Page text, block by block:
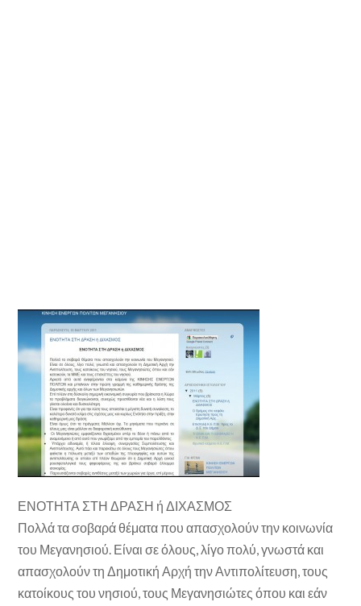
ΕΝΟΤΗΤΑ ΣΤΗ ΔΡΑΣΗ ή ΔΙΧΑΣΜΟΣ
Πολλά τα σοβαρά θέματα που απασχολούν την κοινωνία
του Μεγανησιού. Είναι σε όλους, λίγο πολύ, γνωστά και
απασχολούν τη Δημοτική Αρχή την Αντιπολίτευση, τους
κατοίκους του νησιού, τους Μεγανησιώτες όπου και εάν